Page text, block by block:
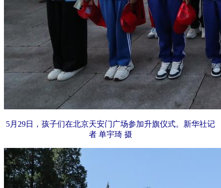
5月29日，孩子们在北京天安门广场参加升旗仪式。新华社记
者 单宇琦 摄